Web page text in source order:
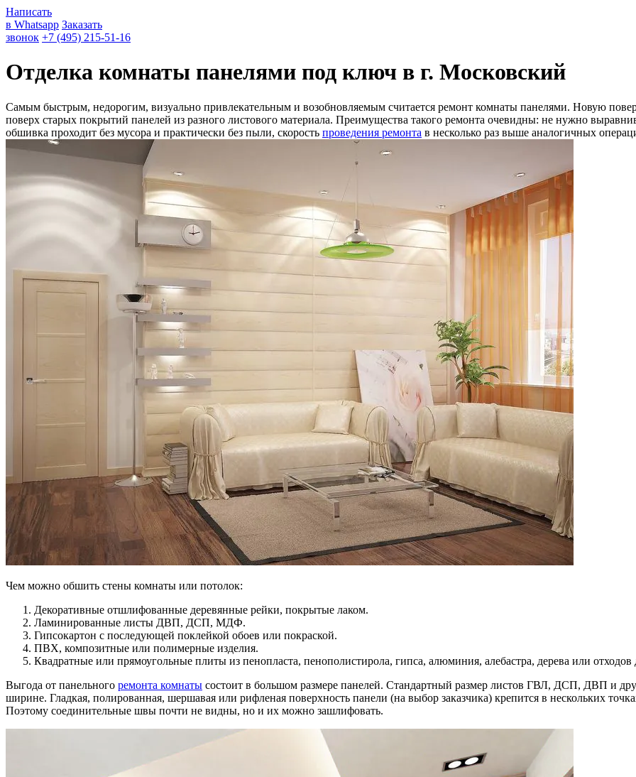
Написать
в Whatsapp Заказать
звонок +7 (495) 215-51-16
Отделка комнаты панелями под ключ в г. Московский
Самым быстрым, недорогим, визуально привлекательным и возобновляемым считается ремонт комнаты панелями. Новую
поверх старых покрытий панелей из разного листового материала. Преимущества такого ремонта очевидны: не нужно
обшивка проходит без мусора и практически без пыли, скорость проведения ремонта в несколько раз выше аналогичных
Чем можно обшить стены комнаты или потолок:
Декоративные отшлифованные деревянные рейки, покрытые лаком.
Ламинированные листы ДВП, ДСП, МДФ.
Гипсокартон с последующей поклейкой обоев или покраской.
ПВХ, композитные или полимерные изделия.
Квадратные или прямоугольные плиты из пенопласта, пенополистирола, гипса, алюминия, алебастра, дерева или
Выгода от панельного ремонта комнаты состоит в большом размере панелей. Стандартный размер листов ГВЛ, ДСП, ДВП и
ширине. Гладкая, полированная, шершавая или рифленая поверхность панели (на выбор заказчика) крепится в нескольких
Поэтому соединительные швы почти не видны, но и их можно зашлифовать.